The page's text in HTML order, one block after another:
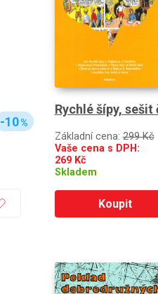
-10%
Rychlé šípy, sešit
Základní cena:299 Kč
Vaše cena s DPH:
269Kč
Skladem
Koupit